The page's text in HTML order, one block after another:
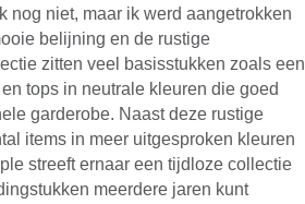
nog niet, maar ik werd aangetrokken
belijning en de rustige
zitten veel basisstukken zoals een
tops in neutrale kleuren die goed
garderobe. Naast deze rustige
items in meer uitgesproken kleuren
streeft ernaar een tijdloze collectie
meerdere jaren kunt